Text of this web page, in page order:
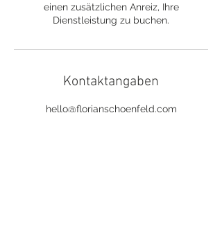
einen zusätzlichen Anreiz, Ihre
Dienstleistung zu buchen.
Kontaktangaben
hello@florianschoenfeld.com